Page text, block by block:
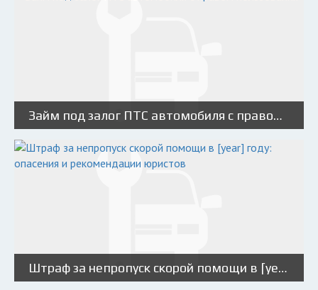
Займ под залог ПТС автомобиля с правом пользования
Штраф за непропуск скорой помощи в [year] году: опасения и рекомендации юристов